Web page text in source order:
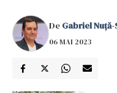
De Gabriel
06 MAI 2023